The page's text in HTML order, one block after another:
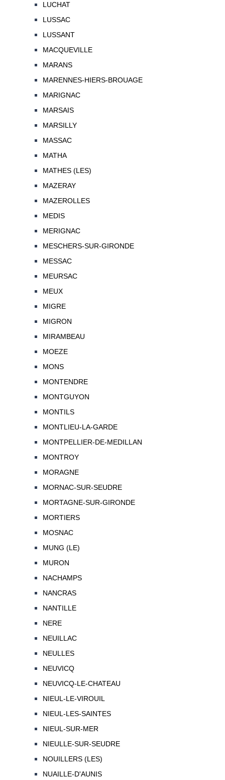
LUCHAT
LUSSAC
LUSSANT
MACQUEVILLE
MARANS
MARENNES-HIERS-BROUAGE
MARIGNAC
MARSAIS
MARSILLY
MASSAC
MATHA
MATHES (LES)
MAZERAY
MAZEROLLES
MEDIS
MERIGNAC
MESCHERS-SUR-GIRONDE
MESSAC
MEURSAC
MEUX
MIGRE
MIGRON
MIRAMBEAU
MOEZE
MONS
MONTENDRE
MONTGUYON
MONTILS
MONTLIEU-LA-GARDE
MONTPELLIER-DE-MEDILLAN
MONTROY
MORAGNE
MORNAC-SUR-SEUDRE
MORTAGNE-SUR-GIRONDE
MORTIERS
MOSNAC
MUNG (LE)
MURON
NACHAMPS
NANCRAS
NANTILLE
NERE
NEUILLAC
NEULLES
NEUVICQ
NEUVICQ-LE-CHATEAU
NIEUL-LE-VIROUIL
NIEUL-LES-SAINTES
NIEUL-SUR-MER
NIEULLE-SUR-SEUDRE
NOUILLERS (LES)
NUAILLE-D'AUNIS